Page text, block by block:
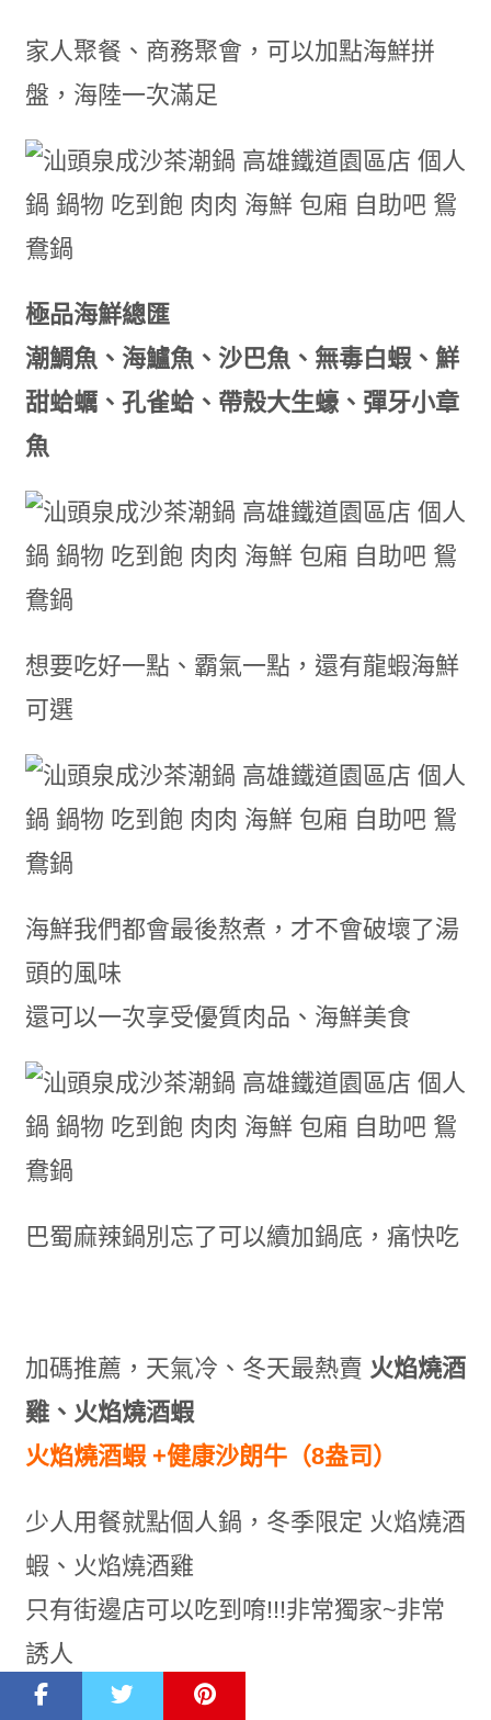
家人聚餐、商務聚會，可以加點海鮮拼
盤，海陸一次滿足
極品海鮮總匯
潮鯛魚、海鱸魚、沙巴魚、無毒白蝦、鮮
甜蛤蠣、孔雀蛤、帶殼大生蠔、彈牙小章
魚
想要吃好一點、霸氣一點，還有龍蝦海鮮
可選
海鮮我們都會最後熬煮，才不會破壞了湯
頭的風味
還可以一次享受優質肉品、海鮮美食
巴蜀麻辣鍋別忘了可以續加鍋底，痛快吃
加碼推薦，天氣冷、冬天最熱賣 火焰燒酒
雞、火焰燒酒蝦
火焰燒酒蝦 +健康沙朗牛（8盎司）
少人用餐就點個人鍋，冬季限定 火焰燒酒
蝦、火焰燒酒雞
只有街邊店可以吃到唷!!!非常獨家~非常
誘人
還可以享受現場爆香、點火的熱呼呼火焰